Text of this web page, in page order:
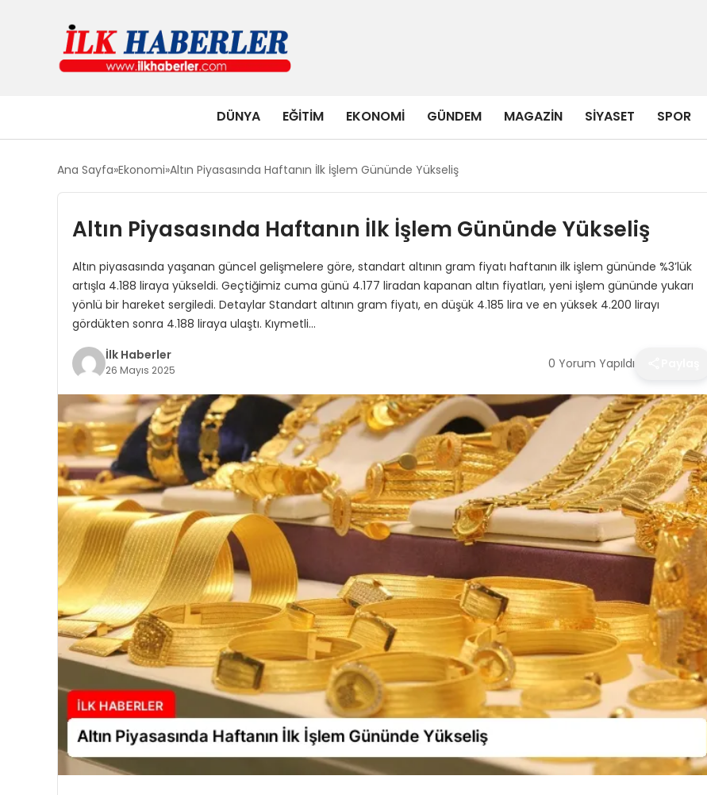
DÜNYA EĞITIM EKONOMI GÜNDEM MAGAZIN SIYASET SPOR
Ana Sayfa Ekonomi Altın Piyasasında Haftanın İlk İşlem Gününde Yükseliş
Altın Piyasasında Haftanın İlk İşlem Gününde Yükseliş
Altın piyasasında yaşanan güncel gelişmelere göre, standart altının gram fiyatı haftanın ilk işlem gününde %3’lük
artışla 4.188 liraya yükseldi. Geçtiğimiz cuma günü 4.177 liradan kapanan altın fiyatları, yeni işlem gününde yukarı
yönlü bir hareket sergiledi. Detaylar Standart altının gram fiyatı, en düşük 4.185 lira ve en yüksek 4.200 lirayı
gördükten sonra 4.188 liraya ulaştı. Kıymetli…
İlk Haberler
26 Mayıs 2025 0 Yorum Yapıldı